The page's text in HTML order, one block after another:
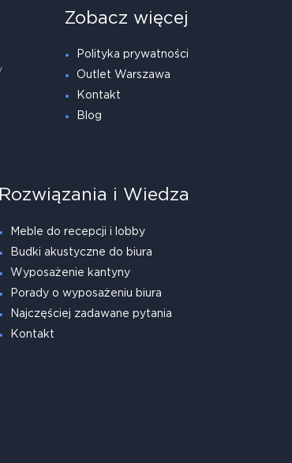
Zobacz więcej
Polityka prywatności
Outlet Warszawa
Kontakt
Blog
Rozwiązania i Wiedza
Meble do recepcji i lobby
Budki akustyczne do biura
Wyposażenie kantyny
Porady o wyposażeniu biura
Najczęściej zadawane pytania
Kontakt